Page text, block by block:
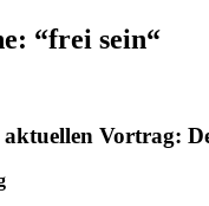
“frei sein“
aktuellen Vortrag: